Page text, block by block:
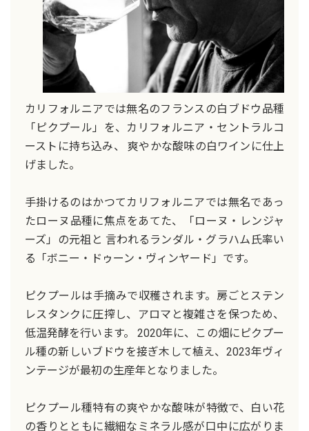
カリフォルニアでは無名のフランスの白ブドウ品種
「ピクプール」を、カリフォルニア・セントラルコ
ーストに持ち込み、 爽やかな酸味の白ワインに仕上
げました。
手掛けるのはかつてカリフォルニアでは無名であっ
たローヌ品種に焦点をあてた、「ローヌ・レンジャ
ーズ」の元祖と 言われるランダル・グラハム氏率い
る「ボニー・ドゥーン・ヴィンヤード」です。
ピクプールは手摘みで収穫されます。房ごとステン
レスタンクに圧搾し、アロマと複雑さを保つため、
低温発酵を行います。 2020年に、この畑にピクプー
ル種の新しいブドウを接ぎ木して植え、2023年ヴィ
ンテージが最初の生産年となりました。
ピクプール種特有の爽やかな酸味が特徴で、白い花
の香りとともに繊細なミネラル感が口中に広がりま